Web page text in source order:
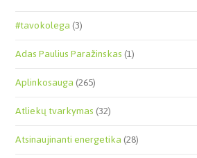
#tavokolega(3)
Adas Paulius Paražinskas(1)
Aplinkosauga(265)
Atliekų tvarkymas(32)
Atsinaujinanti energetika(28)